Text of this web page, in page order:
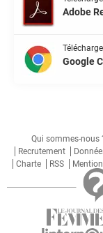
Adobe
Google
Qui sommes-nous
Recrutement
Charte
RSS